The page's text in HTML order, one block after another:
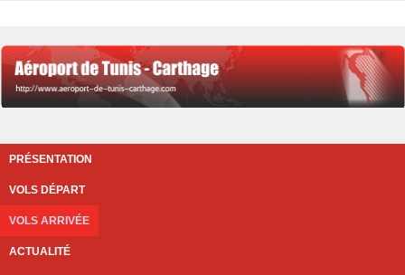
PRÉSENTATION
VOLS DÉPART
VOLS ARRIVÉE
ACTUALITÉ